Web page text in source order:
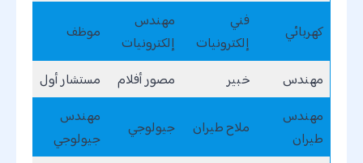
كهربائي
فني
إلكترونيات
مهندس
إلكترونيات
موظف
مهندس خبير مصور أفلام
مستشار أول
مهندس
طيران
ملاح طيران جيولوجي
مهندس
جيولوجي